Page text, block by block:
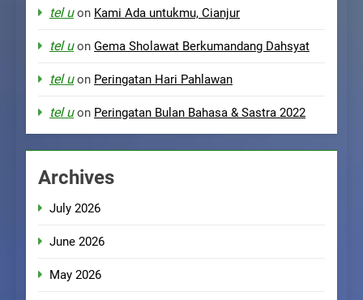
tel uon Kami Ada untukmu, Cianjur
tel uon Gema Sholawat Berkumandang Dahsyat
tel uon Peringatan Hari Pahlawan
tel uon Peringatan Bulan Bahasa & Sastra 2022
Archives
July 2026
June 2026
May 2026